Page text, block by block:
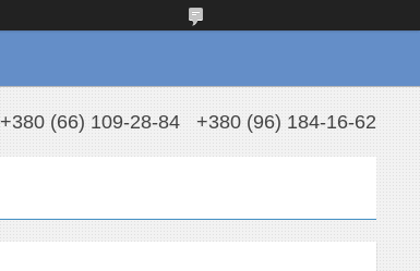
+380 (66) 109-28-84 +380 (96) 184-16-62